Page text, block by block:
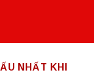
NHẤT KHI